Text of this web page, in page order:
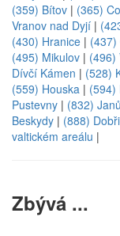
(359) Bítov | (365)
Vranov nad Dyjí |
(430) Hranice |
(495) Mikulov | (496)
Dívčí Kámen | (528)
(559) Houska | (594)
Pustevny | (832)
Beskydy | (888)
valtickém areálu |
Zbývá ...